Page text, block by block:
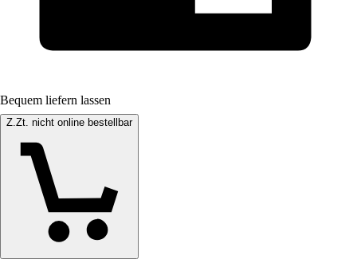
Bequem liefern lassen
Z.Zt. nicht online bestellbar